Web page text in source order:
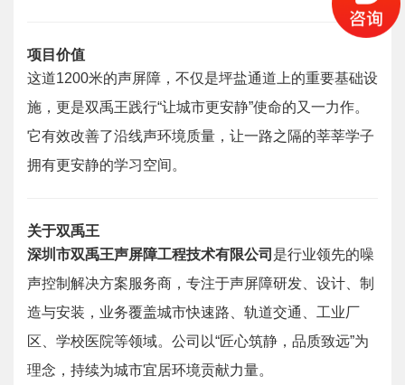
项目价值
这道1200米的声屏障，不仅是坪盐通道上的重要基础设
施，更是双禹王践行“让城市更安静”使命的又一力作。
它有效改善了沿线声环境质量，让一路之隔的莘莘学子
拥有更安静的学习空间。
关于双禹王
深圳市双禹王声屏障工程技术有限公司 是行业领先的噪
声控制解决方案服务商，专注于声屏障研发、设计、制
造与安装，业务覆盖城市快速路、轨道交通、工业厂
区、学校医院等领域。公司以“匠心筑静，品质致远”为
理念，持续为城市宜居环境贡献力量。